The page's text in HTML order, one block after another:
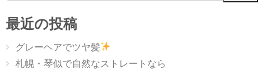
最近の投稿
グレーヘアでツヤ髪
札幌・琴似で自然なストレートなら